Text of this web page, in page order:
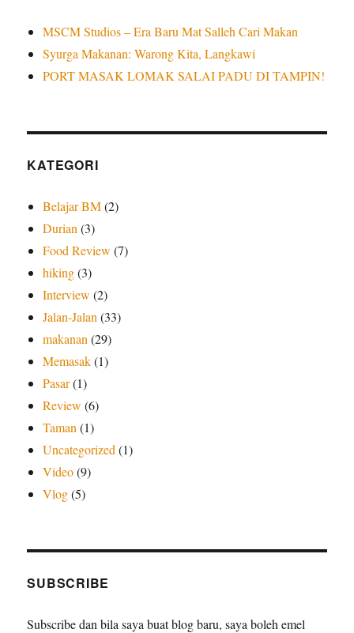
MSCM Studios – Era Baru Mat Salleh Cari Makan
Syurga Makanan: Warong Kita, Langkawi
PORT MASAK LOMAK SALAI PADU DI TAMPIN!
KATEGORI
Belajar BM(2)
Durian (3)
Food Review (7)
hiking(3)
Interview (2)
Jalan-Jalan (33)
makanan (29)
Memasak(1)
Pasar(1)
Review (6)
Taman (1)
Uncategorized (1)
Video(9)
Vlog(5)
SUBSCRIBE
Subscribe dan bila saya buat blog baru, saya boleh emel